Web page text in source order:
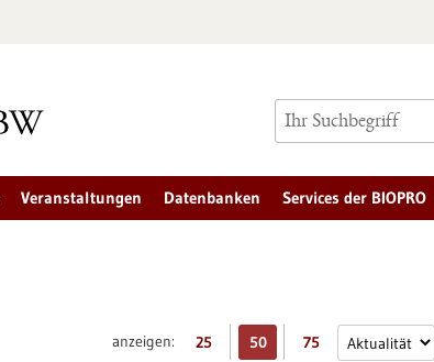
Veranstaltungen Datenbanken Services der BIOPRO
anzeigen: 25 50 75